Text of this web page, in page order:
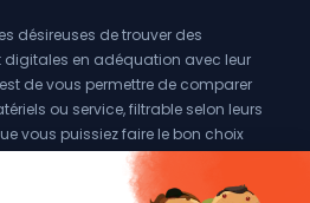
désireuses de trouver des
digitales en adéquation avec leur
de vous permettre de comparer
ou service, filtrable selon leurs
vous puissiez faire le bon choix
êtes éditeur?